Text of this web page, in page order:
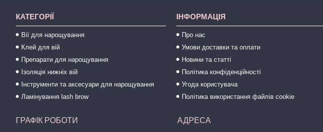
КАТЕГОРІЇ
Вії для нарощування
Клей для вій
Препарати для нарощування
Ізоляція нижніх вій
Інструменти та аксесуари для нарощування
Ламінування lash brow
ІНФОРМАЦІЯ
Про нас
Умови доставки та оплати
Новини та статті
Політика конфіденційності
Угода користувача
Політика використання файлів cookie
ГРАФІК РОБОТИ